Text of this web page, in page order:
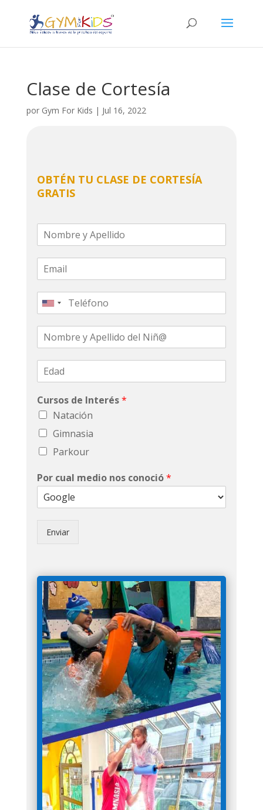
Clase de Cortesía
por Gym For Kids | Jul 16, 2022
OBTÉN TU CLASE DE CORTESÍA
GRATIS
Cursos de Interés*
Natación
Gimnasia
Parkour
Por cual medio nos conoció*
Enviar